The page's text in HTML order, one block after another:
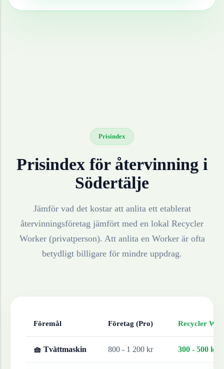
Prisindex
Prisindex för återvinning i
Södertälje
Jämför vad det kostar att anlita ett etablerat
återvinningsföretag jämfört med en lokal Recycler
Worker (privatperson). Att anlita en Worker är ofta
betydligt billigare för mindre uppdrag.
Föremål Företag (Pro) Recycler
🧺 Tvättmaskin 800 - 1 200 kr 300 - 500 kr